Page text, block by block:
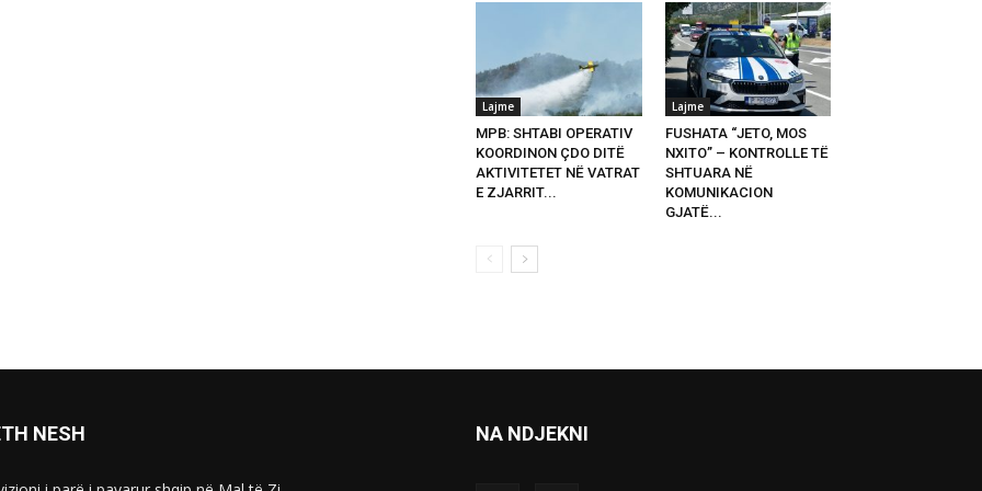
Lajme
MPB: SHTABI OPERATIV
KOORDINON ÇDO DITË
AKTIVITETET NË VATRAT
E ZJARRIT...
Lajme
FUSHATA “JETO, MOS
NXITO” – KONTROLLE TË
SHTUARA NË
KOMUNIKACION
GJATË...
NESH NA NDJEKNI